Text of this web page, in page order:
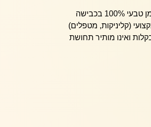
שמן חוחובה טהור 1 ליטר מבית חוחובה חצרים — שמן טבעי 100% בכבישה
(קליניקות, מטפלים)
ואינו מותיר תחושת